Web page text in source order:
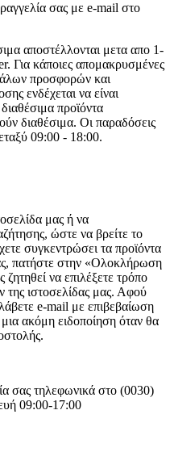
σας με e-mail στο
αποστέλλονται μετα απο 1-
Για κάποιες απομακρυσμένες
προσφορών και
ενδέχεται να είναι
προϊόντα
διαθέσιμα. Οι παραδόσεις
09:00 - 18:00.
μας ή να
ώστε να βρείτε το
συγκεντρώσει τα προϊόντα
πατήστε στην «Ολοκλήρωση
να επιλέξετε τρόπο
ιστοσελίδας μας. Αφού
e-mail με επιβεβαίωση
ακόμη ειδοποίηση όταν θα
σας τηλεφωνικά στο (0030)
09:00-17:00